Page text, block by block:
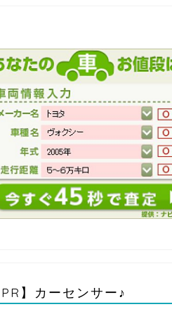
PR】カーセンサー♪